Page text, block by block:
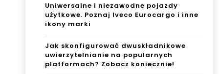
Uniwersalne i niezawodne pojazdy
użytkowe. Poznaj Iveco Eurocargo i inne
ikony marki
Jak skonfigurować dwuskładnikowe
uwierzytelnianie na popularnych
platformach? Zobacz koniecznie!